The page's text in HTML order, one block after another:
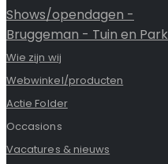
Shows/opendagen -
Bruggeman - Tuin en Park
Wie zijn wij
Webwinkel/producten
Actie Folder
Occasions
Vacatures & nieuws